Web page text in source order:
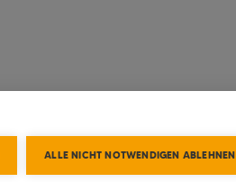
ALLE NICHT NOTWENDIGEN ABLEHNEN